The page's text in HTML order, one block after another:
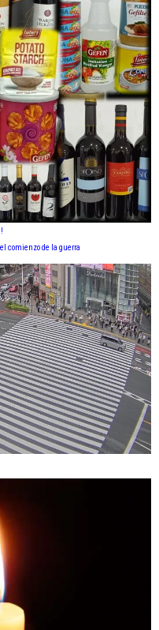
comienzo de la guerra